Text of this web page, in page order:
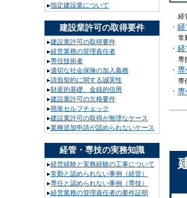
経
・ 経
常
・ 経
専
・ 専
専
・ 専
▸指定建設業について
建設業許可の取得要件
▸建設業許可の取得要件
▸経営業務の管理責任者
▸専任技術者
▸適切な社会保険の加入義務
▸請負契約に関する誠実性
▸財産的基礎、金銭的信用
▸建設業許可の欠格要件
▸簡単セルフチェック
▸建設業許可の取得が無理なケース
▸業種追加申請が認められないケース
経管・専技の実務知識
▸経営経験と実務経験の工事について
▸常勤と認められない事例（経管）
▸専任と認められない事例（専技）
▸経営業務の管理責任者の要件証明